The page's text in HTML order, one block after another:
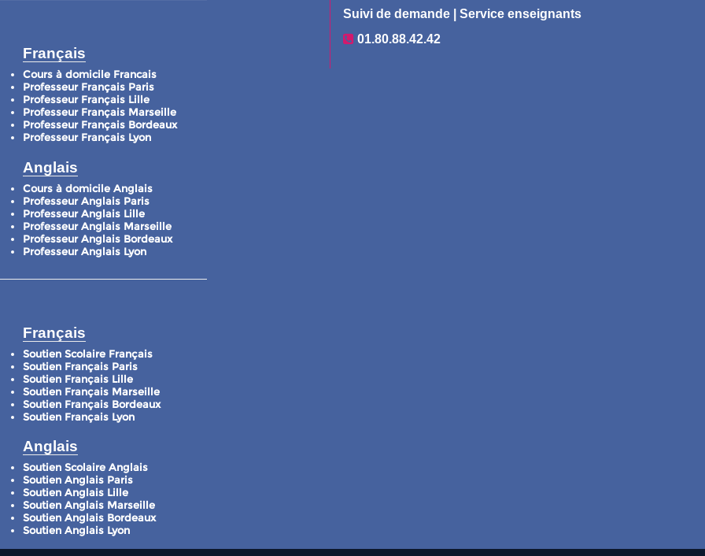
Français
Cours à domicile Francais
Professeur Français Paris
Professeur Français Lille
Professeur Français Marseille
Professeur Français Bordeaux
Professeur Français Lyon
Anglais
Cours à domicile Anglais
Professeur Anglais Paris
Professeur Anglais Lille
Professeur Anglais Marseille
Professeur Anglais Bordeaux
Professeur Anglais Lyon
Français
Soutien Scolaire Français
Soutien Français Paris
Soutien Français Lille
Soutien Français Marseille
Soutien Français Bordeaux
Soutien Français Lyon
Anglais
Soutien Scolaire Anglais
Soutien Anglais Paris
Soutien Anglais Lille
Soutien Anglais Marseille
Soutien Anglais Bordeaux
Soutien Anglais Lyon
Suivi de demande | Service enseignants
01.80.88.42.42